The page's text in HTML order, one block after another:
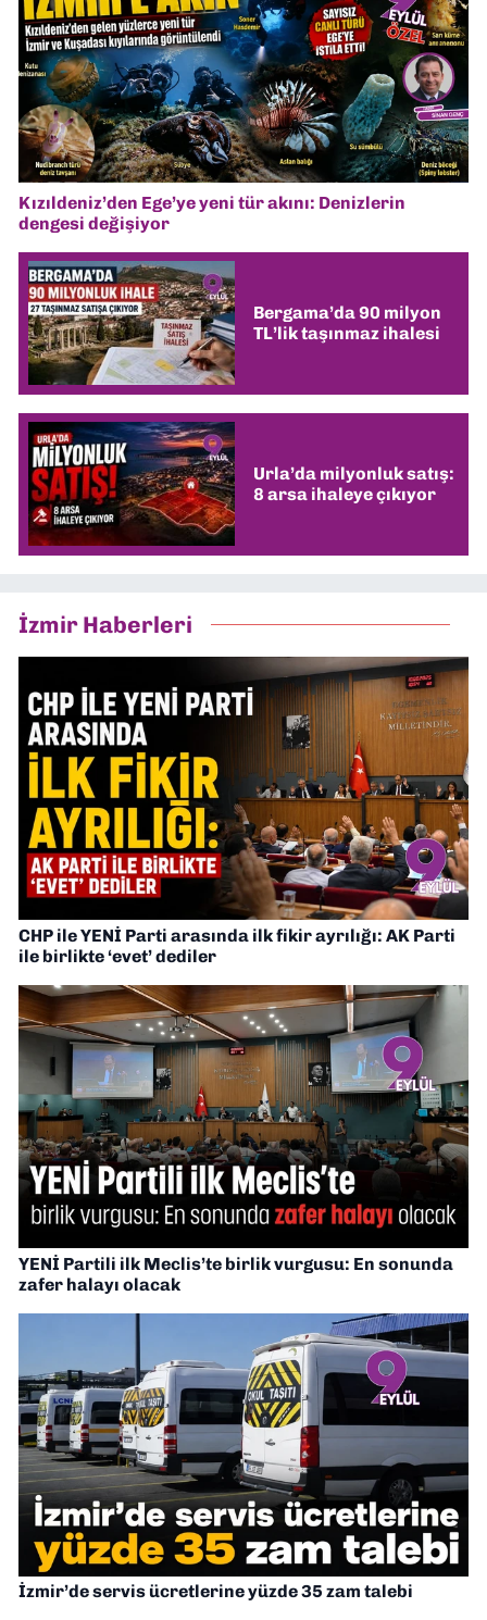
Kızıldeniz’den Ege’ye yeni tür akını: Denizlerin
dengesi değişiyor
Bergama’da 90 milyon
TL’lik taşınmaz ihalesi
Urla’da milyonluk satış:
8 arsa ihaleye çıkıyor
İzmir Haberleri
CHP ile YENİ Parti arasında ilk fikir ayrılığı: AK Parti
ile birlikte ‘evet’ dediler
YENİ Partili ilk Meclis’te birlik vurgusu: En sonunda
zafer halayı olacak
İzmir’de servis ücretlerine yüzde 35 zam talebi